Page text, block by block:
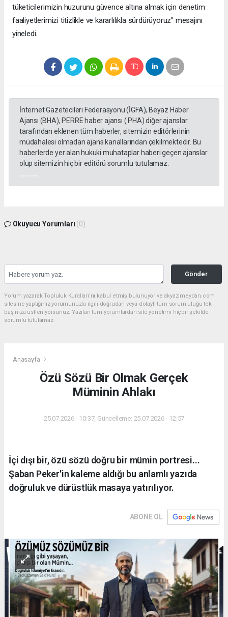
tüketicilerimizin huzurunu güvence altına almak için denetim
faaliyetlerimizi titizlikle ve kararlılıkla sürdürüyoruz" mesajını
yineledi.
İnternet Gazetecileri Federasyonu (İGFA), Beyaz Haber
Ajansı (BHA), PERRE haber ajansı ( PHA) diğer ajanslar
tarafından eklenen tüm haberler, sitemizin editörlerinin
müdahalesi olmadan ajans kanallarından çekilmektedir. Bu
haberlerde yer alan hukuki muhataplar haberi geçen ajanslar
olup sitemizin hiç bir editörü sorumlu tutulamaz.
Okuyucu Yorumları (0)
Gönder
Yorum yazarak Topluluk Kuralları’nı kabul etmiş bulunuyor ve akyazimeydan.com
sitesine yaptığınız yorumunuzla ilgili doğrudan veya dolaylı tüm sorumluluğu tek
başınıza üstleniyorsunuz. Yazılan tüm yorumlardan site yönetimi hiçbir şekilde
sorumlu tutulamaz.
Anasayfa
Özü Sözü Bir Olmak Gerçek
Müminin Ahlakı
25.07.2026 - 10:37, Güncelleme: 25.07.2026 - 12:57
İçi dışı bir, özü sözü doğru bir mümin portresi...
Şaban Peker'in kaleme aldığı bu anlamlı yazıda
doğruluk ve dürüstlük masaya yatırılıyor.
ABONE OL